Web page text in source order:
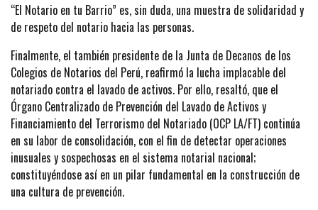
“El Notario en tu Barrio” es, sin duda, una muestra de solidaridad y
de respeto del notario hacia las personas.
Finalmente, el también presidente de la Junta de Decanos de los
Colegios de Notarios del Perú, reafirmó la lucha implacable del
notariado contra el lavado de activos. Por ello, resaltó, que el
Órgano Centralizado de Prevención del Lavado de Activos y
Financiamiento del Terrorismo del Notariado (OCP LA/FT) continúa
en su labor de consolidación, con el fin de detectar operaciones
inusuales y sospechosas en el sistema notarial nacional;
constituyéndose así en un pilar fundamental en la construcción de
una cultura de prevención.